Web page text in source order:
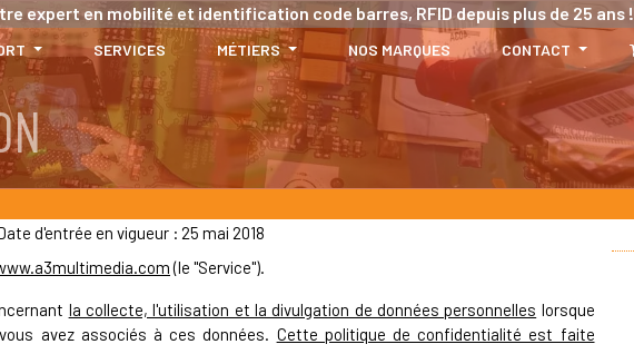
expert en mobilité et identification code barres, RFID depuis plus de 25 ans !
SERVICES MÉTIERS NOS MARQUES CONTACT
d'entrée en vigueur : 25 mai 2018
(le "Service").
la collecte, l'utilisation et la divulgation de données personnelles lorsque
avez associés à ces données. Cette politique de confidentialité est faite